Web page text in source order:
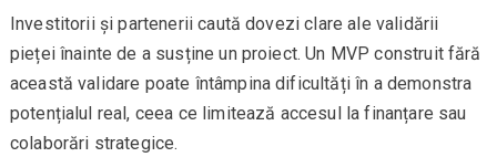
Investitorii și partenerii caută dovezi clare ale validării
pieței înainte de a susține un proiect. Un MVP construit fără
această validare poate întâmpina dificultăți în a demonstra
potențialul real, ceea ce limitează accesul la finanțare sau
colaborări strategice.